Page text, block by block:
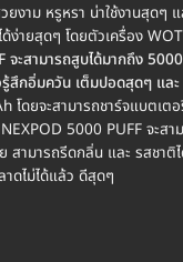
งาม หรูหรา น่าใช้งานสุดๆ
ง่ายสุดๆ โดยตัวเครื่อง
ะสามารถสูบได้มากถึง 5000
กอิ่มควัน เต็มปอดสุดๆ และ
ดยจะสามารถชาร์จแบตเต
5000 PUFF จะส
มารถรีดกลิ่น และ รสชาติ
ดไม่ได้แล้ว ดีสุดๆ